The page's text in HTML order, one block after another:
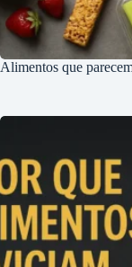
Alimentos que